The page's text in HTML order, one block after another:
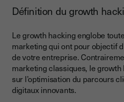
Définition du growth
Le growth hacking englobe
marketing qui ont pour objectif
de votre entreprise.
marketing classiques, le
sur l’optimisation du parcours
digitaux innovants.